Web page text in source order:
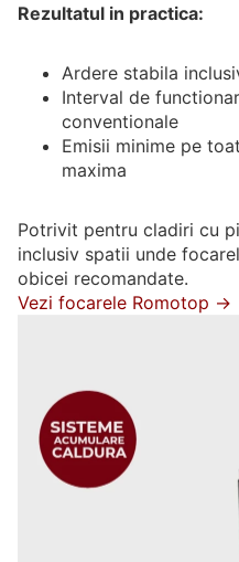
Rezultatul in practica:
Ardere stabila
Interval de
conventionale
Emisii minime pe
maxima
Potrivit pentru cladiri cu
inclusiv spatii unde
obicei recomandate.
Vezi focarele Romotop →